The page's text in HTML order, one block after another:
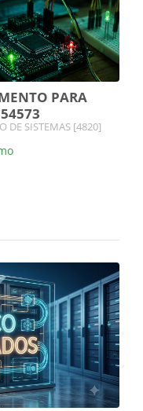
PARA
DE SISTEMAS [4820]